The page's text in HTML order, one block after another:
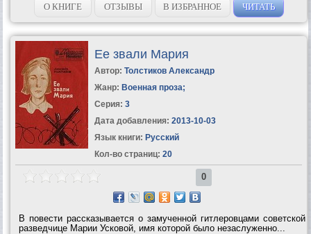
О КНИГЕ ОТЗЫВЫ В ИЗБРАННОЕ ЧИТАТЬ
Ее звали Мария
Автор: Толстиков Александр
Жанр: Военная проза;
Серия: 3
Дата добавления: 2013-10-03
Язык книги: Русский
Кол-во страниц: 20
0
В повести рассказывается о замученной гитлеровцами советской
разведчице Марии Усковой, имя которой было незаслуженно...